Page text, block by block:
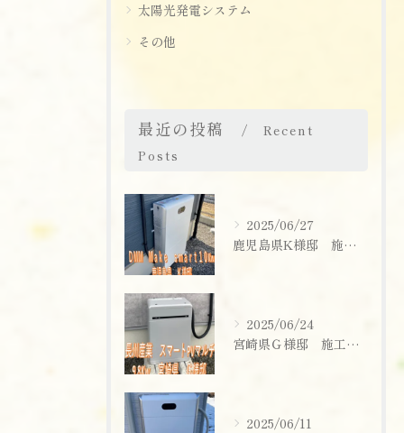
太陽光発電システム
その他
最近の投稿
Recent
Posts
2025/06/27
鹿児島県K様邸 施工実績
2025/06/24
宮崎県Ｇ様邸 施工実績
2025/06/11
お問い合わせはこちら